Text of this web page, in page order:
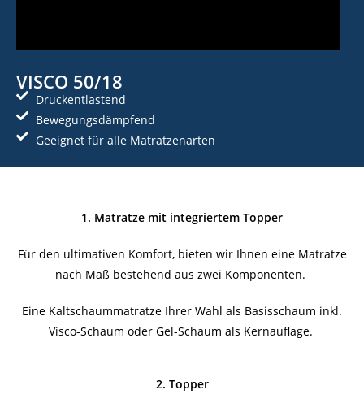
VISCO 50/18
Druckentlastend
Bewegungsdämpfend
Geeignet für alle Matratzenarten
1. Matratze mit integriertem Topper
Für den ultimativen Komfort, bieten wir Ihnen eine Matratze
nach Maß bestehend aus zwei Komponenten.
Eine Kaltschaummatratze Ihrer Wahl als Basisschaum inkl.
Visco-Schaum oder Gel-Schaum als Kernauflage.
2. Topper